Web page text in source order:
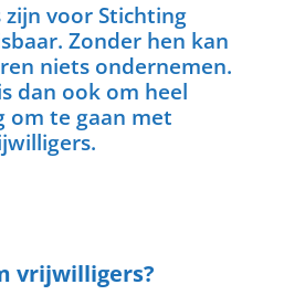
voor Stichting
Zonder hen kan
niets ondernemen.
dan ook om heel
om te gaan met
vrijwilligers?